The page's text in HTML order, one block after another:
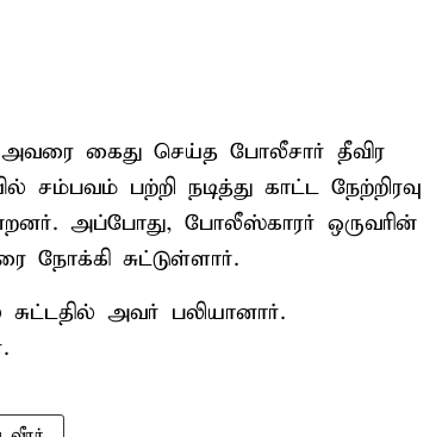
கைது செய்த போலீசார் தீவிர
பற்றி நடித்து காட்ட நேற்றிரவு
அப்போது, போலீஸ்காரர் ஒருவரின்
நோக்கி சுட்டுள்ளார்.
சுட்டதில் அவர் பலியானார்.